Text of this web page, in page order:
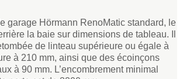
garage Hörmann RenoMatic standard, le
la baie sur dimensions de tableau. Il
de linteau supérieure ou égale à
à 210 mm, ainsi que des écoinçons
à 90 mm. L’encombrement minimal